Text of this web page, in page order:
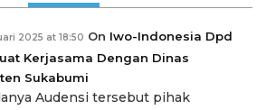
2025 at 18:50 On Iwo-Indonesia Dpd
Kerjasama Dengan Dinas
Sukabumi
Audensi tersebut pihak